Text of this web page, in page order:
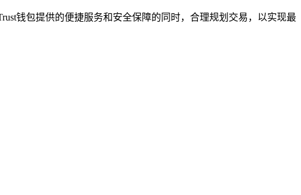
钱包提供的便捷服务和安全保障的同时，合理规划交易，以实现最